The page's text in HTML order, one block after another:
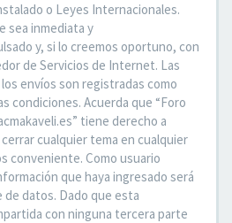
o Leyes Internacionales.
sea inmediata y
y, si lo creemos oportuno, con
de Servicios de Internet. Las
envíos son registradas como
condiciones. Acuerda que “Foro
tiene derecho a
cualquier tema en cualquier
conveniente. Como usuario
que haya ingresado será
de datos. Dado que esta
con ninguna tercera parte